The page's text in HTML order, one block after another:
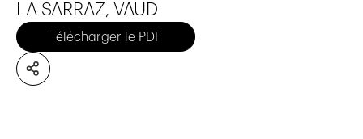
LA SARRAZ, VAUD
Télécharger le PDF